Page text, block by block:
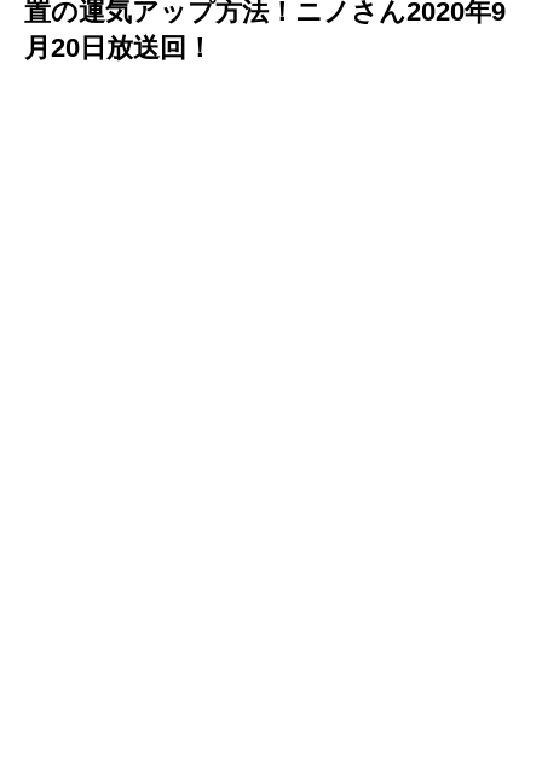
置の運気アップ方法！ニノさん2020年9
月20日放送回！